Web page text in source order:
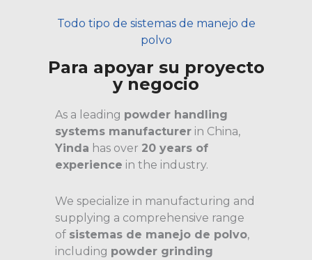
Todo tipo de sistemas de manejo de
polvo
Para apoyar su proyecto
y negocio
As a leading powder handling
systems manufacturer in China,
Yinda has over 20 years of
experience in the industry.
We specialize in manufacturing and
supplying a comprehensive range
of sistemas de manejo de polvo,
including powder grinding